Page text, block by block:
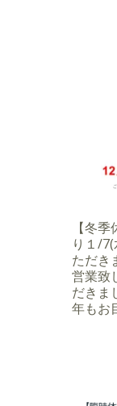
【冬
り１/
ただき
営業致
だきま
年もお